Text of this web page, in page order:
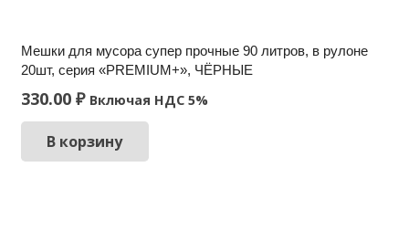
Мешки для мусора супер прочные 90 литров, в рулоне
20шт, серия «PREMIUM+», ЧЁРНЫЕ
330.00 ₽ Включая НДС 5%
В корзину